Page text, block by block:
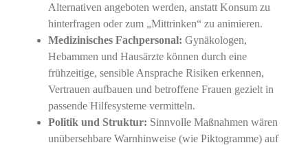
Alternativen angeboten werden, anstatt Konsum zu
hinterfragen oder zum „Mittrinken“ zu animieren.
Medizinisches Fachpersonal: Gynäkologen,
Hebammen und Hausärzte können durch eine
frühzeitige, sensible Ansprache Risiken erkennen,
Vertrauen aufbauen und betroffene Frauen gezielt in
passende Hilfesysteme vermitteln.
Politik und Struktur: Sinnvolle Maßnahmen wären
unübersehbare Warnhinweise (wie Piktogramme) auf